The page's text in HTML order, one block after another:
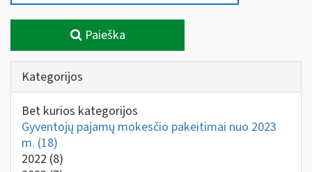
Paieška
Kategorijos
Bet kurios kategorijos
Gyventojų pajamų mokesčio pakeitimai nuo 2023
m. (18)
2022 (8)